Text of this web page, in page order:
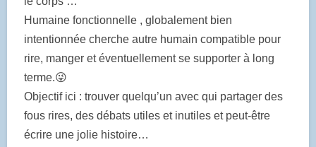
Humaine fonctionnelle , globalement bien
intentionnée cherche autre humain compatible pour
rire, manger et éventuellement se supporter à long
terme.😜
Objectif ici : trouver quelqu’un avec qui partager des
fous rires, des débats utiles et inutiles et peut-être
écrire une jolie histoire…